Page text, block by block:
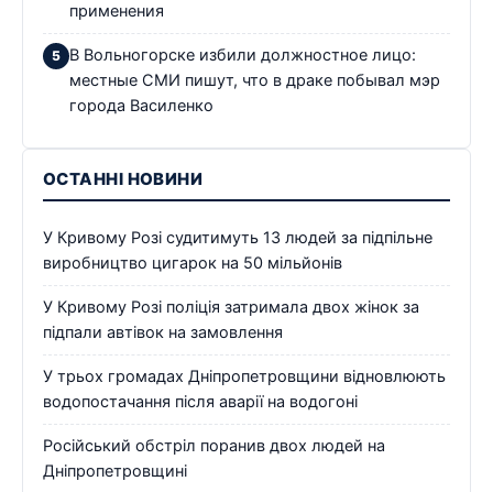
применения
В Вольногорске избили должностное лицо:
местные СМИ пишут, что в драке побывал мэр
города Василенко
ОСТАННІ НОВИНИ
У Кривому Розі судитимуть 13 людей за підпільне
виробництво цигарок на 50 мільйонів
У Кривому Розі поліція затримала двох жінок за
підпали автівок на замовлення
У трьох громадах Дніпропетровщини відновлюють
водопостачання після аварії на водогоні
Російський обстріл поранив двох людей на
Дніпропетровщині